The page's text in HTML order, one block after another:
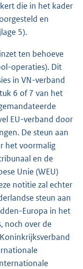
die in het kader
en
5).
ten behoeve
operaties). Dit
in VN-verband
6 of 7 van het
EU-verband door
De steun aan
het voormalig
en de
Unie (WEU)
notitie zal echter
steun aan
Europa in het
noch over de